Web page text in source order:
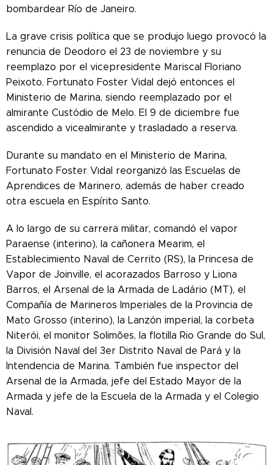
bombardear Río de Janeiro.
La grave crisis política que se produjo luego provocó la
renuncia de Deodoro el 23 de noviembre y su
reemplazo por el vicepresidente Mariscal Floriano
Peixoto. Fortunato Foster Vidal dejó entonces el
Ministerio de Marina, siendo reemplazado por el
almirante Custódio de Melo. El 9 de diciembre fue
ascendido a vicealmirante y trasladado a reserva.
Durante su mandato en el Ministerio de Marina,
Fortunato Foster Vidal reorganizó las Escuelas de
Aprendices de Marinero, además de haber creado
otra escuela en Espírito Santo.
A lo largo de su carrera militar, comandó el vapor
Paraense (interino), la cañonera Mearim, el
Establecimiento Naval de Cerrito (RS), la Princesa de
Vapor de Joinville, el acorazados Barroso y Liona
Barros, el Arsenal de la Armada de Ladário (MT), el
Compañía de Marineros Imperiales de la Provincia de
Mato Grosso (interino), la Lanzón imperial, la corbeta
Niterói, el monitor Solimões, la flotilla Rio Grande do Sul,
la División Naval del 3er Distrito Naval de Pará y la
Intendencia de Marina. También fue inspector del
Arsenal de la Armada, jefe del Estado Mayor de la
Armada y jefe de la Escuela de la Armada y el Colegio
Naval.